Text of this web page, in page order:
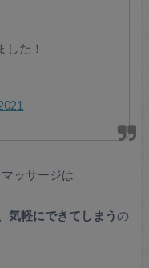
た！
ッサージは
気軽にできてしまうの